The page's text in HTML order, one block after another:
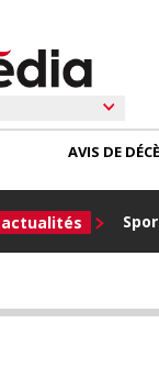
AVIS DE